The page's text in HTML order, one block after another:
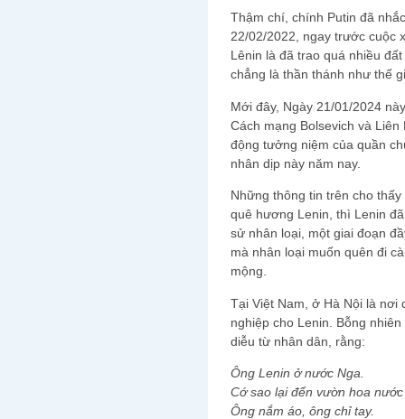
Thậm chí, chính Putin đã
22/02/2022, ngay trước cuộc
Lênin là đã trao quá nhiều
chẳng là thần thánh như thế
Mới đây, Ngày 21/01/2024
Cách mạng Bolsevich và
động tưởng niệm của quần
nhân dịp này năm nay.
Những thông tin trên cho
quê hương Lenin, thì Lenin
sử nhân loại, một giai đoạn
mà nhân loại muốn quên đi
mộng.
Tại Việt Nam, ở Hà Nội là nơi
nghiệp cho Lenin. Bỗng
diễu từ nhân dân, rằng:
Ông Lenin ở nước Nga.
Cớ sao lại đến vườn hoa
Ông nắm áo, ông chỉ tay.